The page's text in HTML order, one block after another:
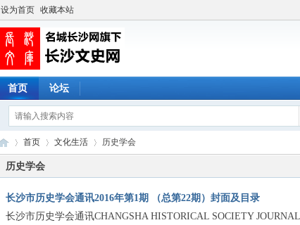
设为首页 收藏本站
首页 论坛
›
首页
›
文化生活
›
历史学会
历史学会
长沙市历史学会通讯2016年第1期 （总第22期）封面及目录
长沙市历史学会通讯CHANGSHA HISTORICAL SOCIETY